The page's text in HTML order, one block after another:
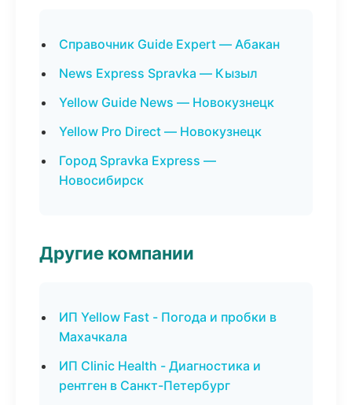
Справочник Guide Expert — Абакан
News Express Spravka — Кызыл
Yellow Guide News — Новокузнецк
Yellow Pro Direct — Новокузнецк
Город Spravka Express —
Новосибирск
Другие компании
ИП Yellow Fast - Погода и пробки в
Махачкала
ИП Clinic Health - Диагностика и
рентген в Санкт-Петербург